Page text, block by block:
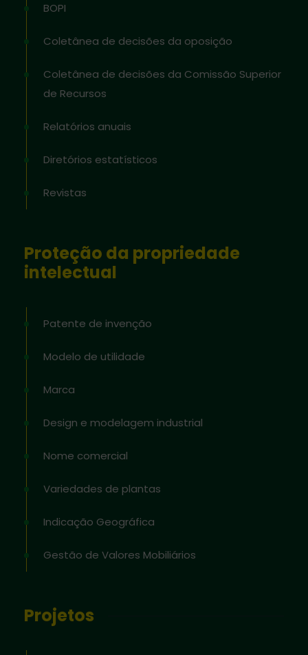
BOPI
Coletânea de decisões da oposição
Coletânea de decisões da Comissão Superior
de Recursos
Relatórios anuais
Diretórios estatísticos
Revistas
Proteção da propriedade
intelectual
Patente de invenção
Modelo de utilidade
Marca
Design e modelagem industrial
Nome comercial
Variedades de plantas
Indicação Geográfica
Gestão de Valores Mobiliários
Projetos